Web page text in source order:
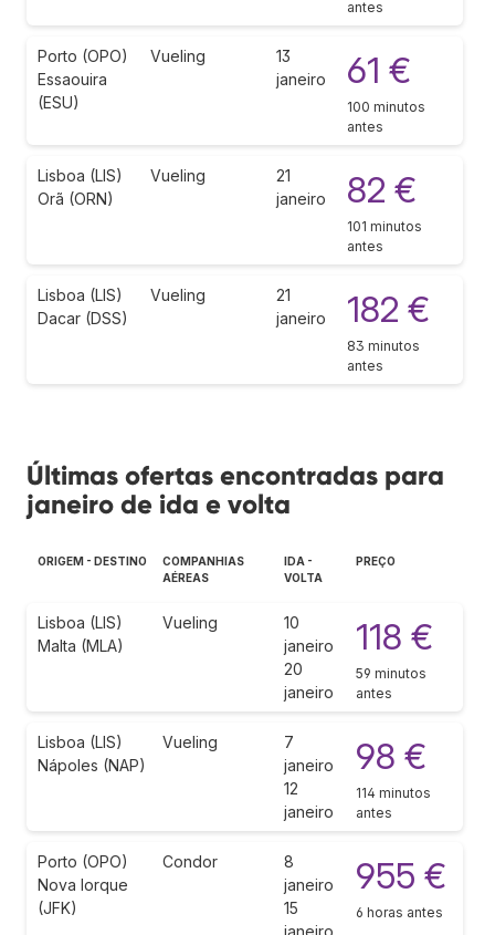
antes
Porto (OPO)
Essaouira
(ESU)
Vueling
13
janeiro
61 €
100 minutos
antes
Lisboa (LIS)
Orã (ORN)
Vueling
21
janeiro
82 €
101 minutos
antes
Lisboa (LIS)
Dacar (DSS)
Vueling
21
janeiro
182 €
83 minutos
antes
Últimas ofertas encontradas para
janeiro de ida e volta
ORIGEM - DESTINO
COMPANHIAS
AÉREAS
IDA -
VOLTA
PREÇO
Lisboa (LIS)
Malta (MLA)
Vueling
10
janeiro
20
janeiro
118 €
59 minutos
antes
Lisboa (LIS)
Nápoles (NAP)
Vueling
7
janeiro
12
janeiro
98 €
114 minutos
antes
Porto (OPO)
Nova Iorque
(JFK)
Condor
8
janeiro
15
janeiro
955 €
6 horas antes